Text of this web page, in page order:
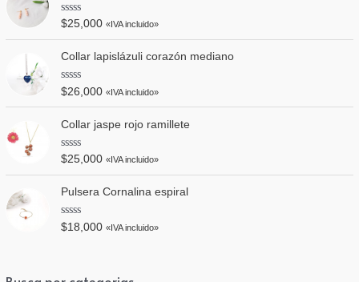
a
d
o
e
0
d
e
5
V
l
o
a
d
o
e
0
d
e
5
$25,000 «IVA incluido»
Collar lapislázuli corazón mediano
V
o
a
d
o
e
0
d
e
5
$26,000 «IVA incluido»
Collar jaspe rojo ramillete
V
l
o
a
d
o
$25,000 «IVA incluido»
Pulsera Cornalina espiral
V
a
$18,000 «IVA incluido»